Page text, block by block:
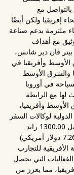
مع
إفريقيا ولكن أيضًا
ملتزمة بدعم صناعة
مع أهداف
فان دير شانس،
الأوسط وأفريقيا في
والشرق الأوسط
في أوروبا
لها مع الرابطة
الأوسط وأفريقيا،
لوكالات السفر
والسياحة في أوروبا والشرق الأوسط وأفريقيا مقابل 1300.00 راند
(72.61 دولار أمريكي) في السنة أو 130.00 راند (7.26 دولار أمريكي)
للتجارب
التي يحصل
مما يعزز من